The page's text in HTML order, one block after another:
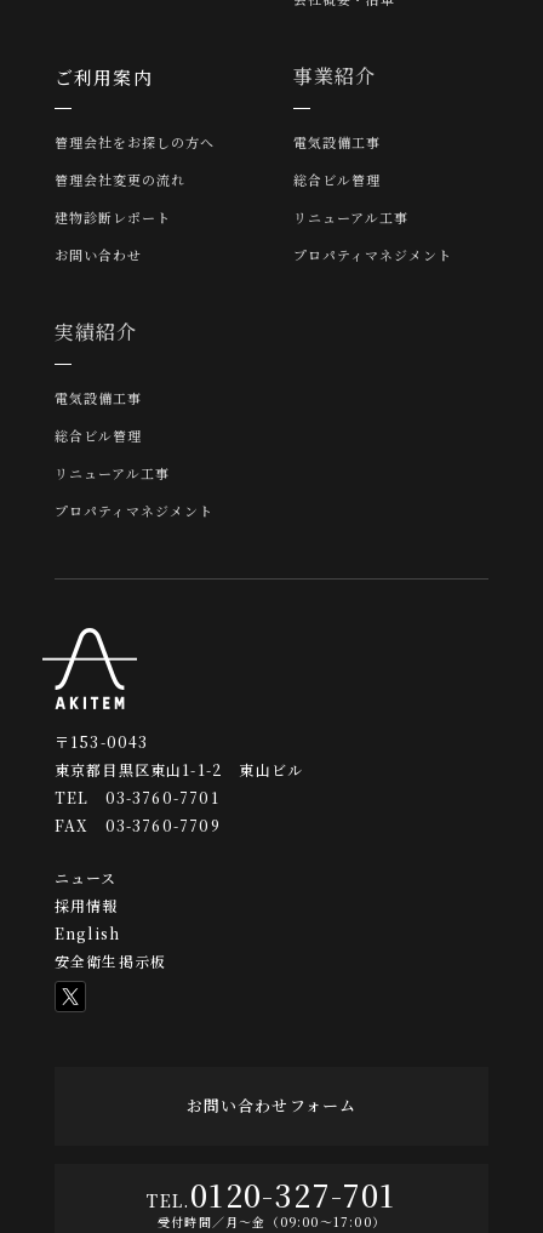
ご利用案内
管理会社をお探しの方へ
管理会社変更の流れ
建物診断レポート
お問い合わせ
事業紹介
電気設備工事
総合ビル管理
リニューアル工事
プロパティマネジメント
実績紹介
電気設備工事
総合ビル管理
リニューアル工事
プロパティマネジメント
〒153-0043
東京都目黒区東山1-1-2 東山ビル
TEL 03-3760-7701
FAX 03-3760-7709
ニュース
採用情報
English
安全衛生掲示板
お問い合わせフォーム
0120-327-701
受付時間／月〜金（09:00〜17:00）